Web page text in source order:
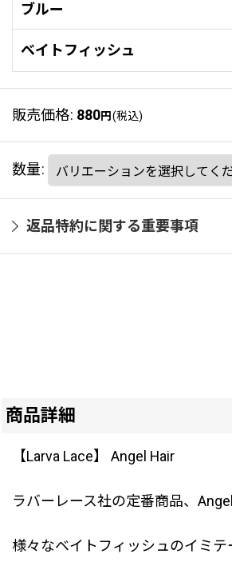
ブルー
ベイトフィッシュ
販売価格: 880円(税込)
数量:
返品特約に関する重要事項
商品詳細
【Larva Lace】 Angel Hair
ラバーレース社の定番商品、Angel
様々なベイトフィッシュのイミテ